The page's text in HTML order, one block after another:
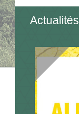
Actualités